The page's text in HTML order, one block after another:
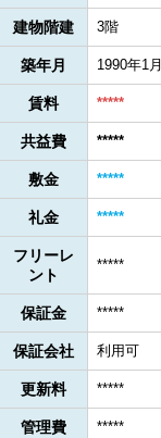
建物階建 3階
築年月 1990年1月
賃料 *****
共益費 *****
敷金 *****
礼金 *****
フリーレ
ント
*****
保証金 *****
保証会社 利用可
更新料 *****
管理費 *****